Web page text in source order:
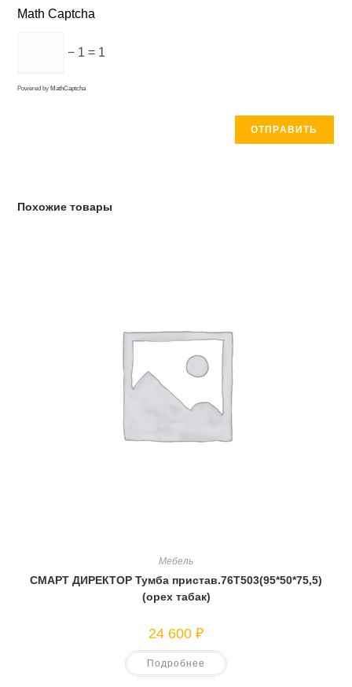
Math Captcha
− 1 = 1
Powered by MathCaptcha
Похожие товары
Мебель
СМАРТ ДИРЕКТОР Тумба пристав.76Т503(95*50*75,5)
(орех табак)
24 600 ₽
Подробнее